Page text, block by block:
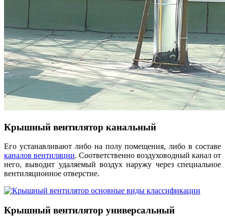
Крышный вентилятор канальный
Его устанавливают либо на полу помещения, либо в составе
каналов вентиляции. Соответственно воздуховодный канал от
него, выводит удаляемый воздух наружу через специальное
вентиляционное отверстие.
Крышный вентилятор универсальный